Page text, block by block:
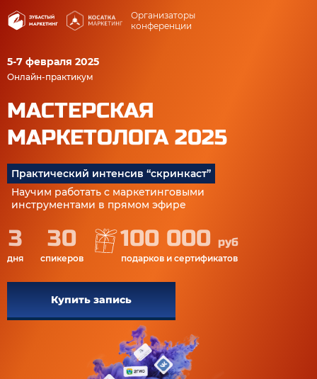
Организаторы
конференции
5-7 февраля 2025
Онлайн-практикум
МАСТЕРСКАЯ
МАРКЕТОЛОГА 2025
Практический интенсив “скринкаст”
Научим работать с маркетинговыми
инструментами в прямом эфире
3
дня
30
спикеров
100 000 руб
подарков и сертификатов
Купить запись